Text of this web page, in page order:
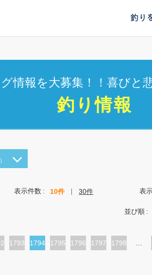
釣り
情報を大募集！！喜びと
釣り情報
表示件数 10件 30件 表
並び順
ペ
1793
カ
1794
ペ
1795
ペ
1796
ペ
1797
ペ
1798